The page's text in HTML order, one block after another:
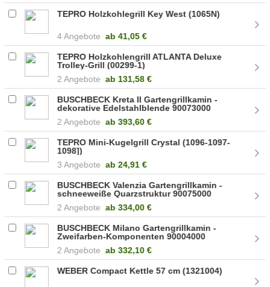
TEPRO Holzkohlegrill Key West (1065N)
4 Angebote ab41,05 €
TEPRO Holzkohlengrill ATLANTA Deluxe
Trolley-Grill (00299-1)
2 Angebote ab 131,58 €
BUSCHBECK Kreta II Gartengrillkamin -
dekorative Edelstahlblende 90073000
2 Angebote ab 393,60 €
TEPRO Mini-Kugelgrill Crystal (1096-1097-
1098])
3 Angebote ab 24,91 €
BUSCHBECK Valenzia Gartengrillkamin -
schneeweiße Quarzstruktur 90075000
2 Angebote ab 334,00 €
BUSCHBECK Milano Gartengrillkamin -
Zweifarben-Komponenten 90004000
2 Angebote ab 332,10 €
WEBER Compact Kettle 57 cm (1321004)